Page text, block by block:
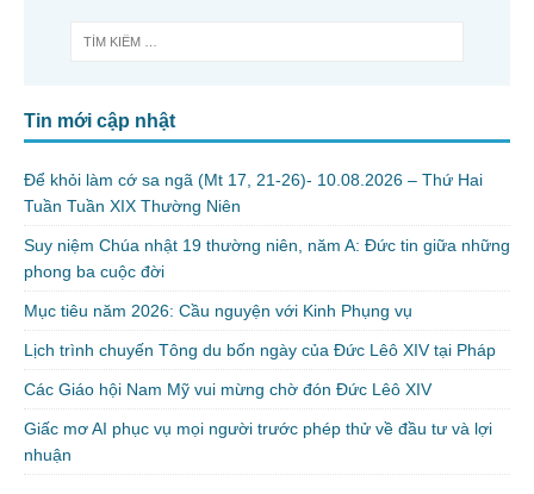
Tin mới cập nhật
Để khỏi làm cớ sa ngã (Mt 17, 21-26)- 10.08.2026 – Thứ Hai
Tuần Tuần XIX Thường Niên
Suy niệm Chúa nhật 19 thường niên, năm A: Đức tin giữa những
phong ba cuộc đời
Mục tiêu năm 2026: Cầu nguyện với Kinh Phụng vụ
Lịch trình chuyến Tông du bốn ngày của Đức Lêô XIV tại Pháp
Các Giáo hội Nam Mỹ vui mừng chờ đón Đức Lêô XIV
Giấc mơ AI phục vụ mọi người trước phép thử về đầu tư và lợi
nhuận